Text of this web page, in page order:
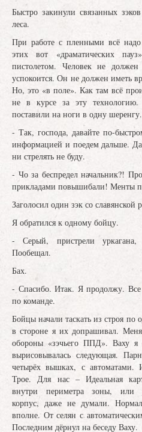
Быстро закинули связанных
леса.
При работе с пленными всё
этих вот «драматических
пистолетом. Человек не
успокоится. Он не должен иметь
Но, это «в поле». Как там всё
не в курсе за эту
поставили на ноги в одну шеренгу.
- Так, господа, давайте по-
информацией и поедем дальше.
ни стрелять не буду.
- Чо за беспредел начальник?!
прикладами повышибали! Менты
Заголосил один зэк со славянской
Я обратился к одному бойцу.
- Серый, пристрели
Пообещал.
Бах.
- Спасибо. Итак. Я продолжу. Все
по команде.
Бойцы начали таскать из строя по
в стороне я их допрашивал.
обороны «зэчьего ППД». Ваху я
вырисовывалась следующая.
четырёх вышках, с
Трое. Для нас – Идеальная
внутри периметра зоны, или
корпус, даже не думали.
вполне. От селян с
Последним дёрнул на беседу Ваху.